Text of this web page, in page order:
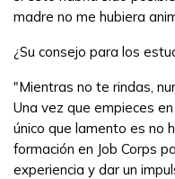
madre no me hubiera
¿Su consejo para los
"Mientras no te rindas,
Una vez que empieces
único que lamento es no
formación en Job Corps
experiencia y dar un